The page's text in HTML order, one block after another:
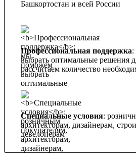
Башкортостан и всей России
Профессиональная поддержка
выбрать оптимальные решения
рассчитаем количество
Специальные условия:
архитекторам, дизайнерам,
девелоперам